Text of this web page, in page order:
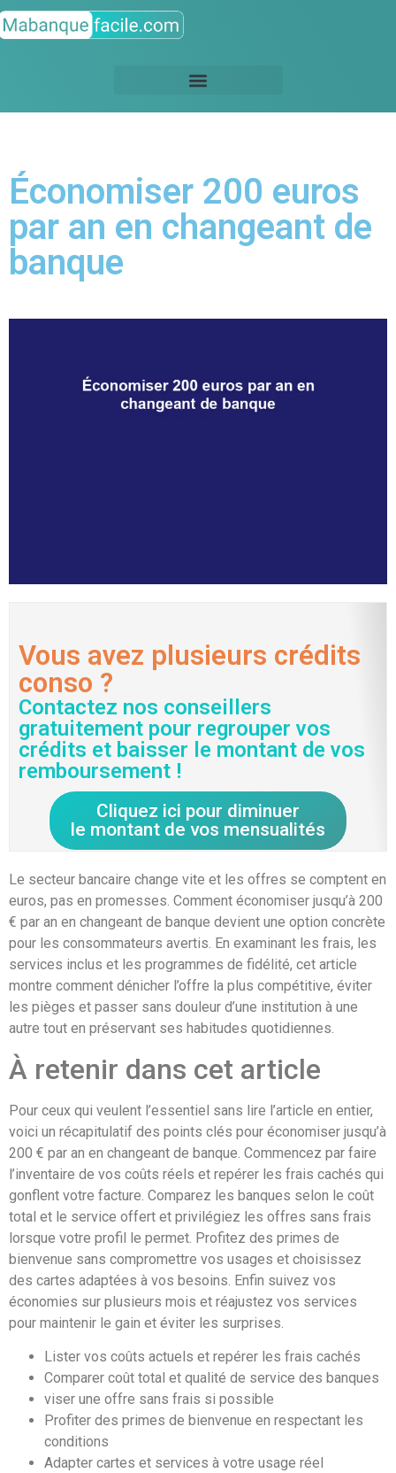
Économiser 200 euros
par an en changeant de
banque
Vous avez plusieurs crédits
conso ?
Contactez nos conseillers
gratuitement pour regrouper vos
crédits et baisser le montant de vos
remboursement !
Cliquez ici pour diminuer
le montant de vos mensualités
Le secteur bancaire change vite et les offres se comptent en
euros, pas en promesses. Comment économiser jusqu’à 200
€ par an en changeant de banque devient une option concrète
pour les consommateurs avertis. En examinant les frais, les
services inclus et les programmes de fidélité, cet article
montre comment dénicher l’offre la plus compétitive, éviter
les pièges et passer sans douleur d’une institution à une
autre tout en préservant ses habitudes quotidiennes.
À retenir dans cet article
Pour ceux qui veulent l’essentiel sans lire l’article en entier,
voici un récapitulatif des points clés pour économiser jusqu’à
200 € par an en changeant de banque. Commencez par faire
l’inventaire de vos coûts réels et repérer les frais cachés qui
gonflent votre facture. Comparez les banques selon le coût
total et le service offert et privilégiez les offres sans frais
lorsque votre profil le permet. Profitez des primes de
bienvenue sans compromettre vos usages et choisissez
des cartes adaptées à vos besoins. Enfin suivez vos
économies sur plusieurs mois et réajustez vos services
pour maintenir le gain et éviter les surprises.
Lister vos coûts actuels et repérer les frais cachés
Comparer coût total et qualité de service des banques
viser une offre sans frais si possible
Profiter des primes de bienvenue en respectant les
conditions
Adapter cartes et services à votre usage réel